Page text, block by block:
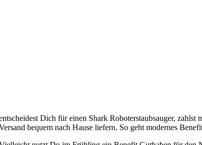
Dich für einen Shark Roboterstaubsauger, zahlst
bequem nach Hause liefern. So geht modernes